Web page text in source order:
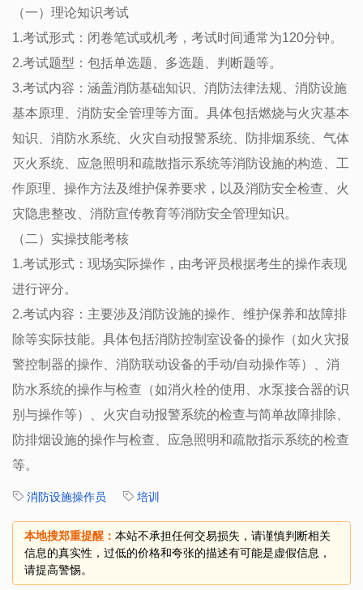
（一）理论知识考试
1.考试形式：闭卷笔试或机考，考试时间通常为120分钟。
2.考试题型：包括单选题、多选题、判断题等。
3.考试内容：涵盖消防基础知识、消防法律法规、消防设施
基本原理、消防安全管理等方面。具体包括燃烧与火灾基本
知识、消防水系统、火灾自动报警系统、防排烟系统、气体
灭火系统、应急照明和疏散指示系统等消防设施的构造、工
作原理、操作方法及维护保养要求，以及消防安全检查、火
灾隐患整改、消防宣传教育等消防安全管理知识。
（二）实操技能考核
1.考试形式：现场实际操作，由考评员根据考生的操作表现
进行评分。
2.考试内容：主要涉及消防设施的操作、维护保养和故障排
除等实际技能。具体包括消防控制室设备的操作（如火灾报
警控制器的操作、消防联动设备的手动/自动操作等）、消
防水系统的操作与检查（如消火栓的使用、水泵接合器的识
别与操作等）、火灾自动报警系统的检查与简单故障排除、
防排烟设施的操作与检查、应急照明和疏散指示系统的检查
等。
消防设施操作员 培训
本地搜郑重提醒： 本站不承担任何交易损失，请谨慎判断相关
信息的真实性，过低的价格和夸张的描述有可能是虚假信息，
请提高警惕。